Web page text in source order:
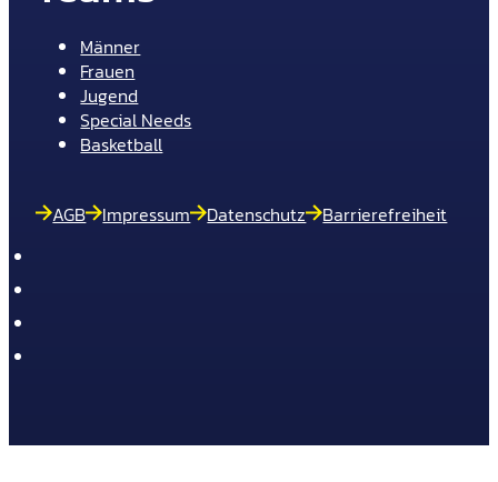
Männer
Frauen
Jugend
Special Needs
Basketball
AGB Impressum Datenschutz Barrierefreiheit